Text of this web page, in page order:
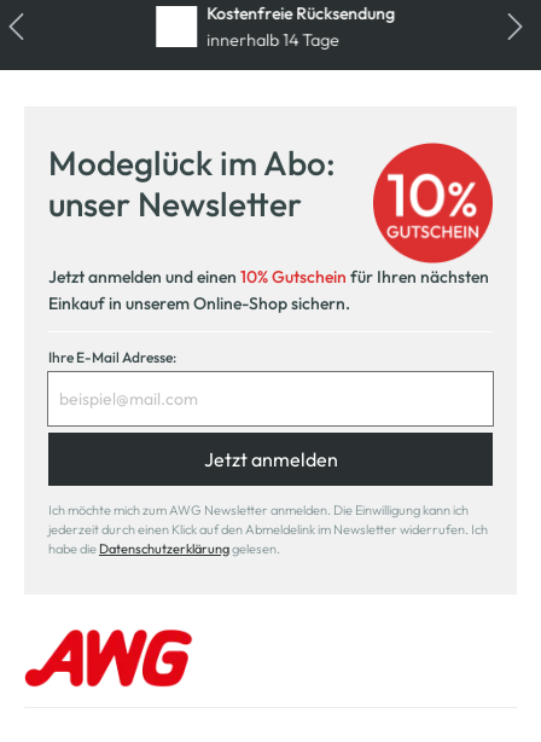
Kostenfreie Rücksendung
innerhalb 14 Tage
Modeglück im Abo:
unser Newsletter
Jetzt anmelden und einen 10% Gutschein für Ihren nächsten
Einkauf in unserem Online-Shop sichern.
Ihre E-Mail Adresse:
Jetzt anmelden
Ich möchte mich zum AWG Newsletter anmelden. Die Einwilligung kann ich
jederzeit durch einen Klick auf den Abmeldelink im Newsletter widerrufen. Ich
habe die Datenschutzerklärunggelesen.